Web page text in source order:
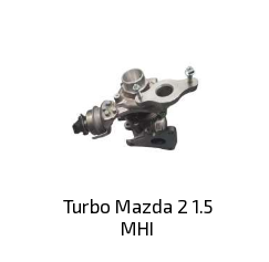
Turbo Mazda 2 1.5
MHI